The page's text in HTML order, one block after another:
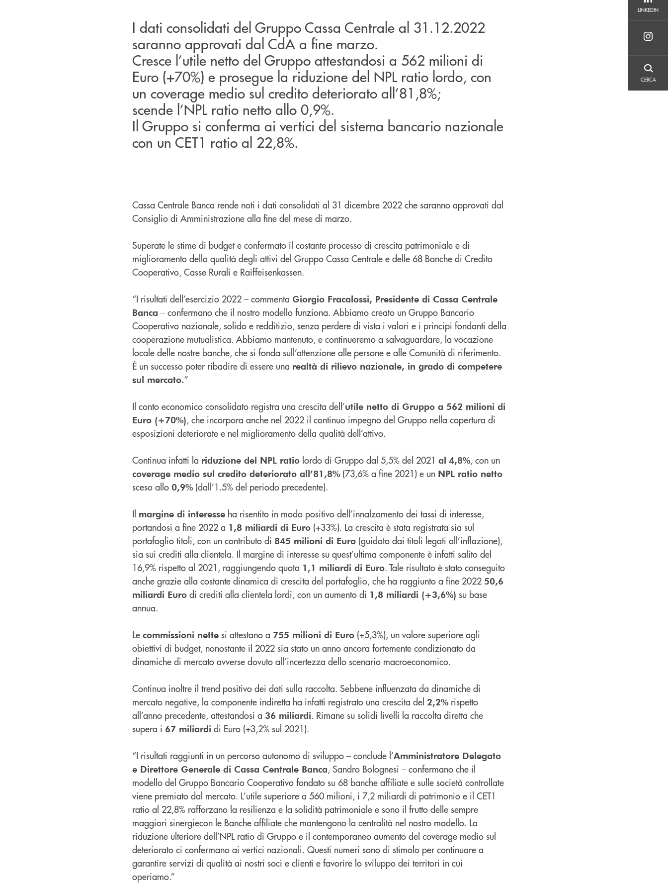
LINKEDIN
CERCA
I dati consolidati del Gruppo Cassa Centrale al 31.12.2022
saranno approvati dal CdA a fine marzo.
Cresce l’utile netto del Gruppo attestandosi a 562 milioni di
Euro (+70%) e prosegue la riduzione del NPL ratio lordo, con
un coverage medio sul credito deteriorato all’81,8%;
scende l’NPL ratio netto allo 0,9%.
Il Gruppo si conferma ai vertici del sistema bancario nazionale
con un CET1 ratio al 22,8%.
Cassa Centrale Banca rende noti i dati consolidati al 31 dicembre 2022 che saranno approvati dal
Consiglio di Amministrazione alla fine del mese di marzo.
Superate le stime di budget e confermato il costante processo di crescita patrimoniale e di
miglioramento della qualità degli attivi del Gruppo Cassa Centrale e delle 68 Banche di Credito
Cooperativo, Casse Rurali e Raiffeisenkassen.
“I risultati dell’esercizio 2022 – commenta Giorgio Fracalossi, Presidente di Cassa Centrale
Banca – confermano che il nostro modello funziona. Abbiamo creato un Gruppo Bancario
Cooperativo nazionale, solido e redditizio, senza perdere di vista i valori e i principi fondanti della
cooperazione mutualistica. Abbiamo mantenuto, e continueremo a salvaguardare, la vocazione
locale delle nostre banche, che si fonda sull’attenzione alle persone e alle Comunità di riferimento.
È un successo poter ribadire di essere una realtà di rilievo nazionale, in grado di competere
sul mercato.”
Il conto economico consolidato registra una crescita dell’utile netto di Gruppo a 562 milioni di
Euro (+70%), che incorpora anche nel 2022 il continuo impegno del Gruppo nella copertura di
esposizioni deteriorate e nel miglioramento della qualità dell’attivo.
Continua infatti la riduzione del NPL ratio lordo di Gruppo dal 5,5% del 2021 al 4,8%, con un
coverage medio sul credito deteriorato all’81,8% (73,6% a fine 2021) e un NPL ratio netto
sceso allo 0,9% (dall’1.5% del periodo precedente).
Il margine di interesse ha risentito in modo positivo dell’innalzamento dei tassi di interesse,
portandosi a fine 2022 a 1,8 miliardi di Euro (+33%). La crescita è stata registrata sia sul
portafoglio titoli, con un contributo di 845 milioni di Euro (guidato dai titoli legati all’inflazione),
sia sui crediti alla clientela. Il margine di interesse su quest’ultima componente è infatti salito del
16,9% rispetto al 2021, raggiungendo quota 1,1 miliardi di Euro. Tale risultato è stato conseguito
anche grazie alla costante dinamica di crescita del portafoglio, che ha raggiunto a fine 2022 50,6
miliardi Euro di crediti alla clientela lordi, con un aumento di 1,8 miliardi (+3,6%) su base
annua.
Le commissioni nette si attestano a 755 milioni di Euro (+5,3%), un valore superiore agli
obiettivi di budget, nonostante il 2022 sia stato un anno ancora fortemente condizionato da
dinamiche di mercato avverse dovuto all’incertezza dello scenario macroeconomico.
Continua inoltre il trend positivo dei dati sulla raccolta. Sebbene influenzata da dinamiche di
mercato negative, la componente indiretta ha infatti registrato una crescita del 2,2% rispetto
all’anno precedente, attestandosi a 36 miliardi. Rimane su solidi livelli la raccolta diretta che
supera i 67 miliardi di Euro (+3,2% sul 2021).
“I risultati raggiunti in un percorso autonomo di sviluppo – conclude l’Amministratore Delegato
e Direttore Generale di Cassa Centrale Banca, Sandro Bolognesi – confermano che il
modello del Gruppo Bancario Cooperativo fondato su 68 banche affiliate e sulle società controllate
viene premiato dal mercato. L’utile superiore a 560 milioni, i 7,2 miliardi di patrimonio e il CET1
ratio al 22,8% rafforzano la resilienza e la solidità patrimoniale e sono il frutto delle sempre
maggiori sinergiecon le Banche affiliate che mantengono la centralità nel nostro modello. La
riduzione ulteriore dell’NPL ratio di Gruppo e il contemporaneo aumento del coverage medio sul
deteriorato ci confermano ai vertici nazionali. Questi numeri sono di stimolo per continuare a
garantire servizi di qualità ai nostri soci e clienti e favorire lo sviluppo dei territori in cui
operiamo.”